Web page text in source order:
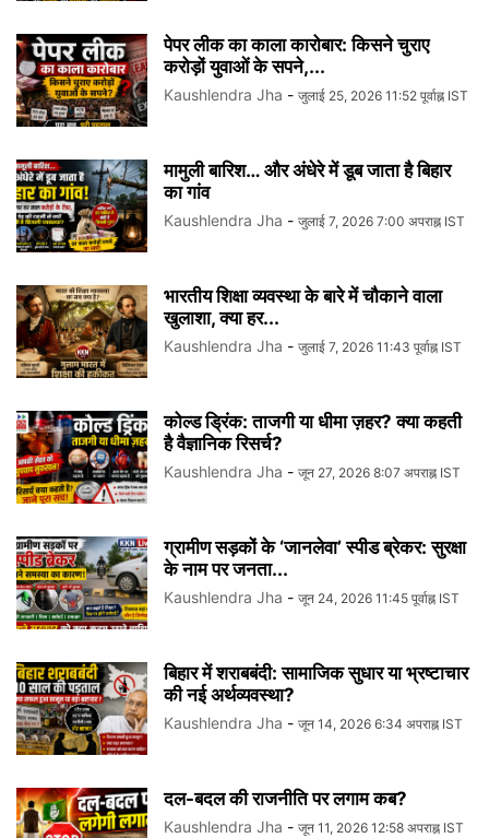
पेपर लीक का काला कारोबार: किसने चुराए
करोड़ों युवाओं के सपने,...
Kaushlendra Jha - जुलाई 25, 2026 11:52 पूर्वाह्न IST
मामुली बारिश… और अंधेरे में डूब जाता है बिहार
का गांव
Kaushlendra Jha - जुलाई 7, 2026 7:00 अपराह्न IST
भारतीय शिक्षा व्यवस्था के बारे में चौकाने वाला
खुलाशा, क्या हर...
Kaushlendra Jha - जुलाई 7, 2026 11:43 पूर्वाह्न IST
कोल्ड ड्रिंक: ताजगी या धीमा ज़हर? क्या कहती
है वैज्ञानिक रिसर्च?
Kaushlendra Jha - जून 27, 2026 8:07 अपराह्न IST
ग्रामीण सड़कों के ‘जानलेवा’ स्पीड ब्रेकर: सुरक्षा
के नाम पर जनता...
Kaushlendra Jha - जून 24, 2026 11:45 पूर्वाह्न IST
बिहार में शराबबंदी: सामाजिक सुधार या भ्रष्टाचार
की नई अर्थव्यवस्था?
Kaushlendra Jha - जून 14, 2026 6:34 अपराह्न IST
दल-बदल की राजनीति पर लगाम कब?
Kaushlendra Jha - जून 11, 2026 12:58 अपराह्न IST